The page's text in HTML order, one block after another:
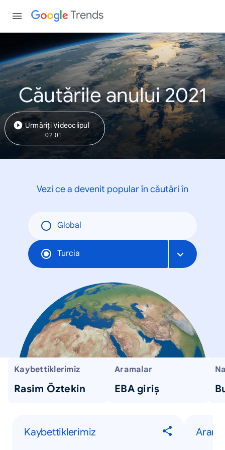
Trends
Căutările anului 2021
Urmăriți Videoclipul
02:01
Vezi ce a devenit popular în căutări în
Global
Turcia
Kaybettiklerimiz
Rasim Öztekin
Aramalar
EBA giriş
Kaybettiklerimiz